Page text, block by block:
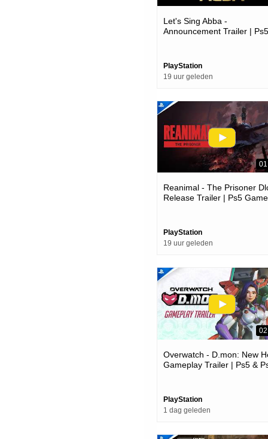
Let's Sing Abba -
Announcement Trailer | Ps5
PlayStation
19 uur geleden
Reanimal - The Prisoner
Release Trailer | Ps5
PlayStation
19 uur geleden
Overwatch - D.mon: New
Gameplay Trailer | Ps5 &
PlayStation
1 dag geleden